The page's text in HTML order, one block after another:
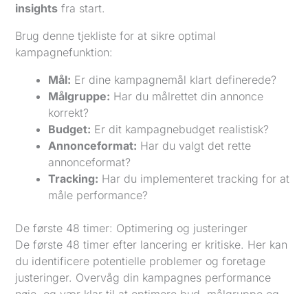
insights fra start.
Brug denne tjekliste for at sikre optimal
kampagnefunktion:
Mål: Er dine kampagnemål klart definerede?
Målgruppe: Har du målrettet din annonce
korrekt?
Budget: Er dit kampagnebudget realistisk?
Annonceformat: Har du valgt det rette
annonceformat?
Tracking: Har du implementeret tracking for at
måle performance?
De første 48 timer: Optimering og justeringer
De første 48 timer efter lancering er kritiske. Her kan
du identificere potentielle problemer og foretage
justeringer. Overvåg din kampagnes performance